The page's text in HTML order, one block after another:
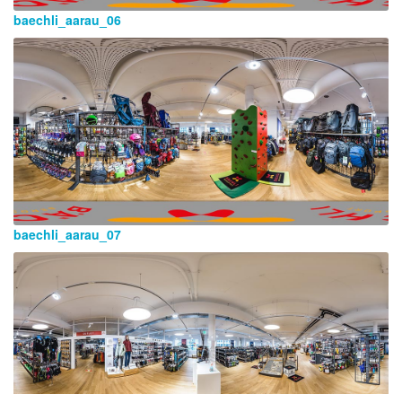
baechli_aarau_06
baechli_aarau_07